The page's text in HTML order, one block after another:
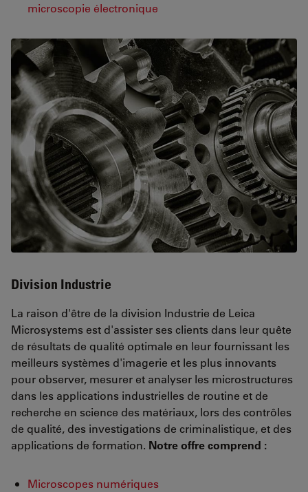
microscopie électronique
Division Industrie
La raison d'être de la division Industrie de Leica
Microsystems est d'assister ses clients dans leur quête
de résultats de qualité optimale en leur fournissant les
meilleurs systèmes d'imagerie et les plus innovants
pour observer, mesurer et analyser les microstructures
dans les applications industrielles de routine et de
recherche en science des matériaux, lors des contrôles
de qualité, des investigations de criminalistique, et des
applications de formation. Notre offre comprend :
Microscopes numériques